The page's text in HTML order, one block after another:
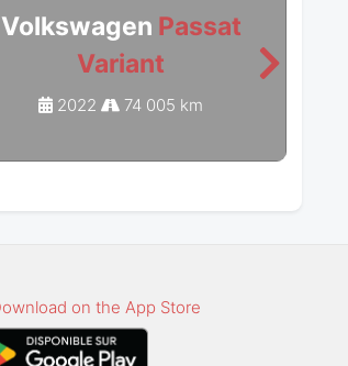
Volkswagen Passat
Variant
2022 74 005 km